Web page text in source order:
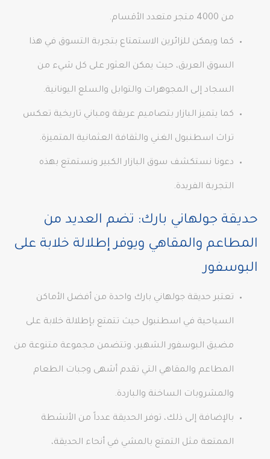
من 4000 متجر متعدد الأقسام.
كما ويمكن للزائرين الاستمتاع بتجربة التسوق في هذا
السوق العريق، حيث يمكن العثور على كل شيء من
السجاد إلى المجوهرات والتوابل والسلع اليونانية.
كما يتميز البازار بتصاميم عريقة ومباني تاريخية تعكس
تراث اسطنبول الغني والثقافة العثمانية المتميزة.
دعونا نستكشف سوق البازار الكبير ونستمتع بهذه
التجربة الفريدة.
حديقة جولهاني بارك: تضم العديد من
المطاعم والمقاهي ويوفر إطلالة خلابة على
البوسفور
تعتبر حديقة جولهاني بارك واحدة من أفضل الأماكن
السياحية في اسطنبول حيث تتمتع بإطلالة خلابة على
مضيق البوسفور الشهير، وتتضمن مجموعة متنوعة من
المطاعم والمقاهي التي تقدم أشهى وجبات الطعام
والمشروبات الساخنة والباردة.
بالإضافة إلى ذلك، توفر الحديقة عدداً من الأنشطة
الممتعة مثل التمتع بالمشي في أنحاء الحديقة،